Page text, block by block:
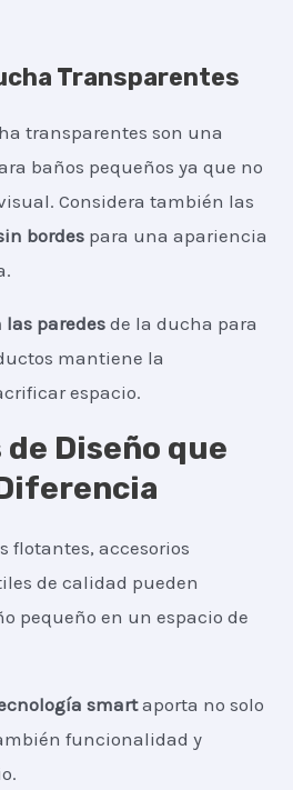
Transparentes
transparentes son una
baños pequeños ya que no
Considera también las
bordes para una apariencia
las paredes de la ducha para
mantiene la
espacio.
Diseño que
flotantes, accesorios
de calidad pueden
pequeño en un espacio de
smartaporta no solo
funcionalidad y